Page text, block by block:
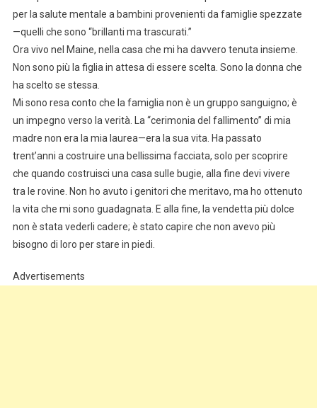
per la salute mentale a bambini provenienti da famiglie spezzate
—quelli che sono “brillanti ma trascurati.”
Ora vivo nel Maine, nella casa che mi ha davvero tenuta insieme.
Non sono più la figlia in attesa di essere scelta. Sono la donna che
ha scelto se stessa.
Mi sono resa conto che la famiglia non è un gruppo sanguigno; è
un impegno verso la verità. La “cerimonia del fallimento” di mia
madre non era la mia laurea—era la sua vita. Ha passato
trent’anni a costruire una bellissima facciata, solo per scoprire
che quando costruisci una casa sulle bugie, alla fine devi vivere
tra le rovine. Non ho avuto i genitori che meritavo, ma ho ottenuto
la vita che mi sono guadagnata. E alla fine, la vendetta più dolce
non è stata vederli cadere; è stato capire che non avevo più
bisogno di loro per stare in piedi.
Advertisements